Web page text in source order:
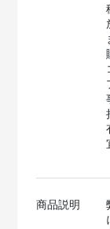
商品説明